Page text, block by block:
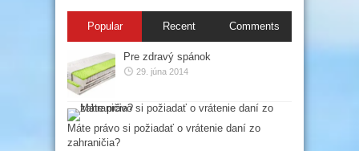
Popular Recent Comments
Pre zdravý spánok
29. júna 2014
Máte právo si požiadať o vrátenie daní zo
zahraničia?